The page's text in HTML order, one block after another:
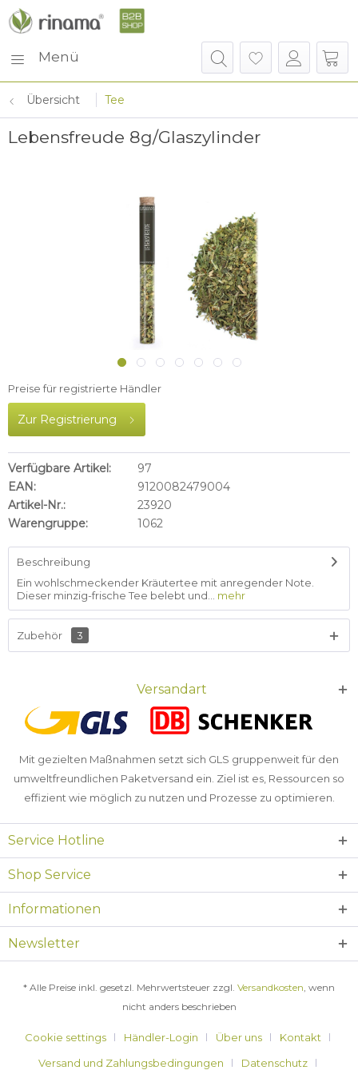
Menü
Übersicht Tee
Lebensfreude 8g/Glaszylinder
Preise für registrierte Händler
Zur Registrierung
Verfügbare Artikel:
97
EAN:
9120082479004
Artikel-Nr.:
23920
Warengruppe:
1062
Beschreibung
Ein wohlschmeckender Kräutertee mit anregender Note.
Dieser minzig-frische Tee belebt und...
mehr
Zubehör 3
Versandart
Mit gezielten Maßnahmen setzt sich GLS gruppenweit für den
umweltfreundlichen Paketversand ein. Ziel ist es, Ressourcen so
effizient wie möglich zu nutzen und Prozesse zu optimieren.
Service Hotline
Shop Service
Informationen
Newsletter
* Alle Preise inkl. gesetzl. Mehrwertsteuer zzgl. Versandkosten, wenn
nicht anders beschrieben
Cookie settings Händler-Login Über uns
Kontakt
Versand und Zahlungsbedingungen
Datenschutz